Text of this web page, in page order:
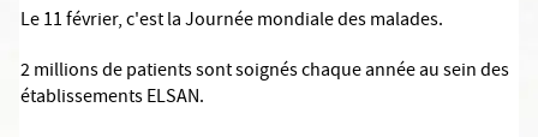
Le 11 février, c'est la Journée mondiale des malades.
2 millions de patients sont soignés chaque année au sein des
établissements ELSAN.